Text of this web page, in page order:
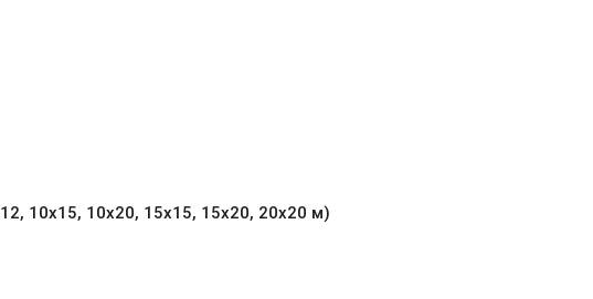
10х15, 10х20, 15х15, 15х20, 20х20 м)